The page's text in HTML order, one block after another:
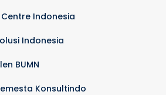
Centre Indonesia
Indonesia
BUMN
Konsultindo